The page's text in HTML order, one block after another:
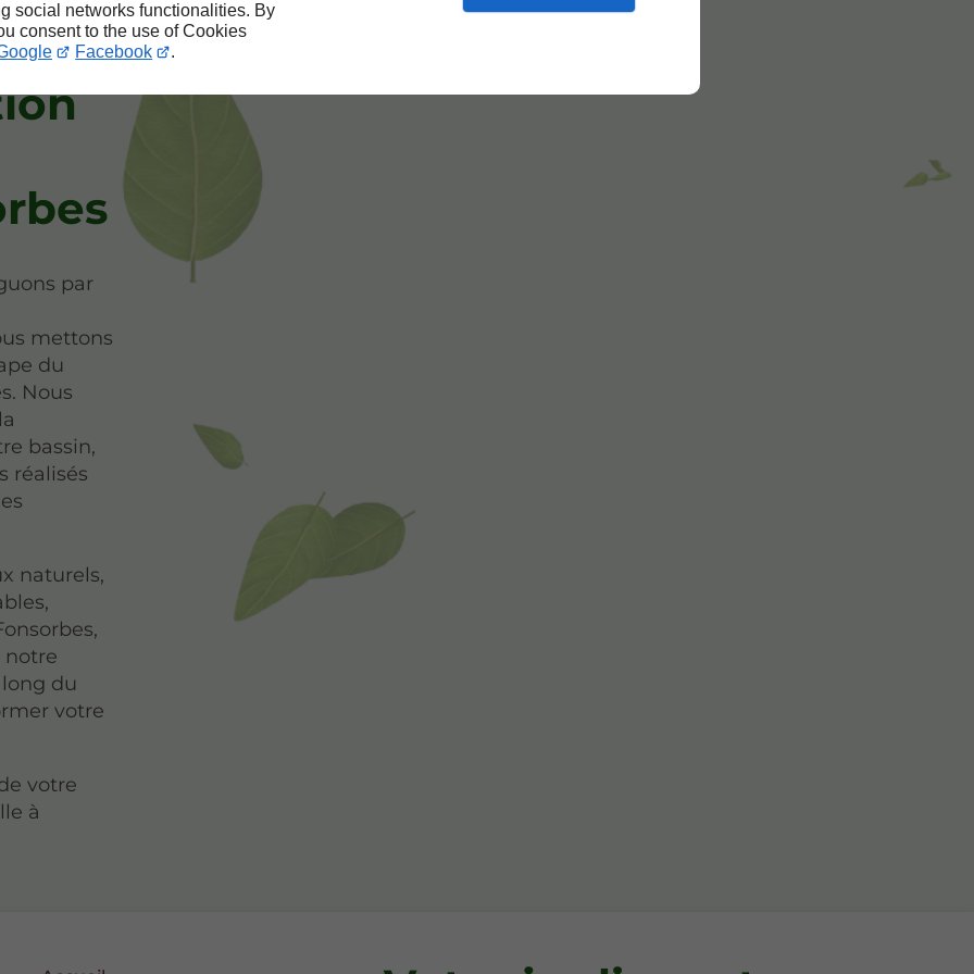
social networks functionalities. By
consent to the use of Cookies
Facebook .
par
mettons
du
Nous
bassin,
réalisés
naturels,
notre
du
votre
votre
à